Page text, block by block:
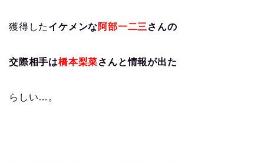
獲得した イケメンな阿部一二三 さんの
交際相手は橋本梨菜さんと情報が出た
らしい…。